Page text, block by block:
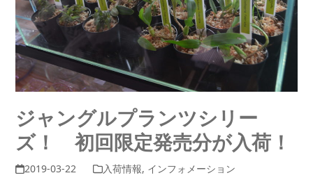
ジャングルプランツシリー
ズ！ 初回限定発売分が入荷！
2019-03-22 入荷情報, インフォメーション